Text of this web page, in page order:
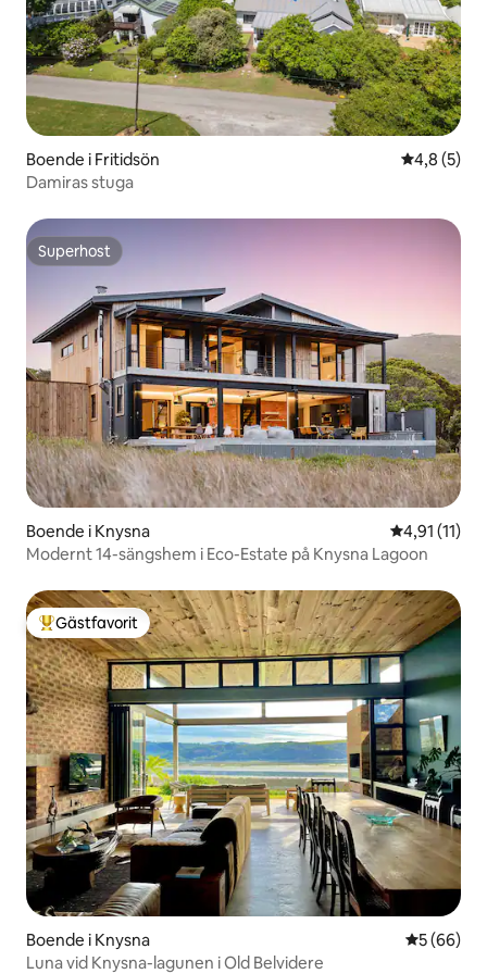
Boende i Fritidsön 4,8 av 5 i
4,8 (5)
Damiras stuga
Superhost
Superhost
Boende i Knysna 4,91 av 5 i
4,91 (11)
Modernt 14-sängshem i Eco-Estate på Knysna Lagoon
Populär gästfavorit
Gästfavorit
Boende i Knysna 5 av 5 i
5 (66)
Luna vid Knysna-lagunen i Old Belvidere